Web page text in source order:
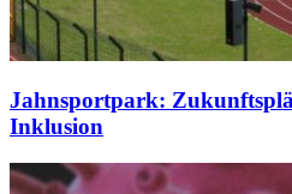
Jahnsportpark:
Inklusion